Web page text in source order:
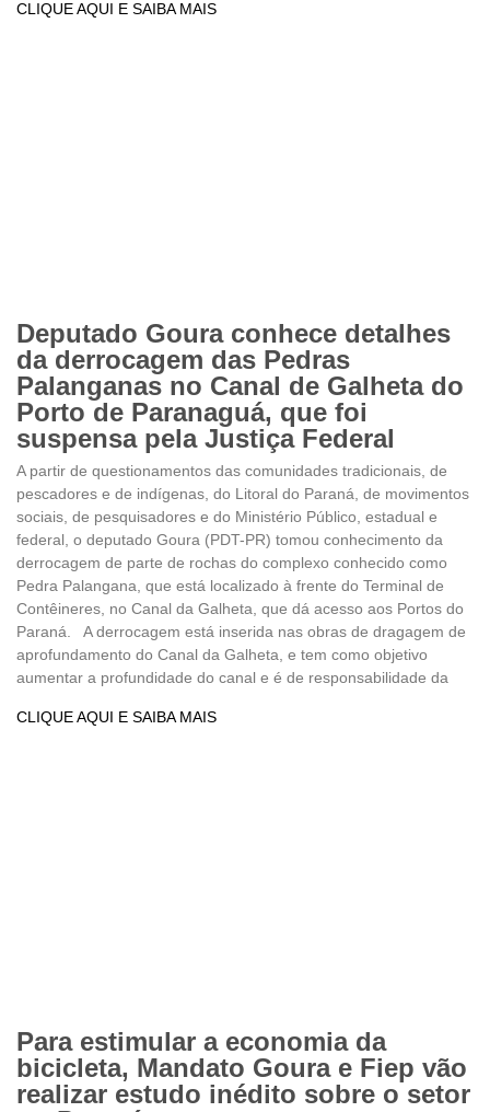
CLIQUE AQUI E SAIBA MAIS
Deputado Goura conhece detalhes
da derrocagem das Pedras
Palanganas no Canal de Galheta do
Porto de Paranaguá, que foi
suspensa pela Justiça Federal
A partir de questionamentos das comunidades tradicionais, de
pescadores e de indígenas, do Litoral do Paraná, de movimentos
sociais, de pesquisadores e do Ministério Público, estadual e
federal, o deputado Goura (PDT-PR) tomou conhecimento da
derrocagem de parte de rochas do complexo conhecido como
Pedra Palangana, que está localizado à frente do Terminal de
Contêineres, no Canal da Galheta, que dá acesso aos Portos do
Paraná. A derrocagem está inserida nas obras de dragagem de
aprofundamento do Canal da Galheta, e tem como objetivo
aumentar a profundidade do canal e é de responsabilidade da
CLIQUE AQUI E SAIBA MAIS
Para estimular a economia da
bicicleta, Mandato Goura e Fiep vão
realizar estudo inédito sobre o setor